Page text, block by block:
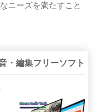
ニーズを満たすこと
・編集フリーソフト